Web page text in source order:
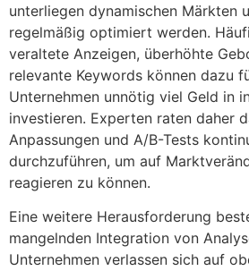
unterliegen dynamischen Märkten
regelmäßig optimiert werden.
veraltete Anzeigen, überhöhte
relevante Keywords können dazu
Unternehmen unnötig viel Geld in
investieren. Experten raten daher
Anpassungen und A/B-Tests
durchzuführen, um auf
reagieren zu können.
Eine weitere Herausforderung
mangelnden Integration von
Unternehmen verlassen sich auf